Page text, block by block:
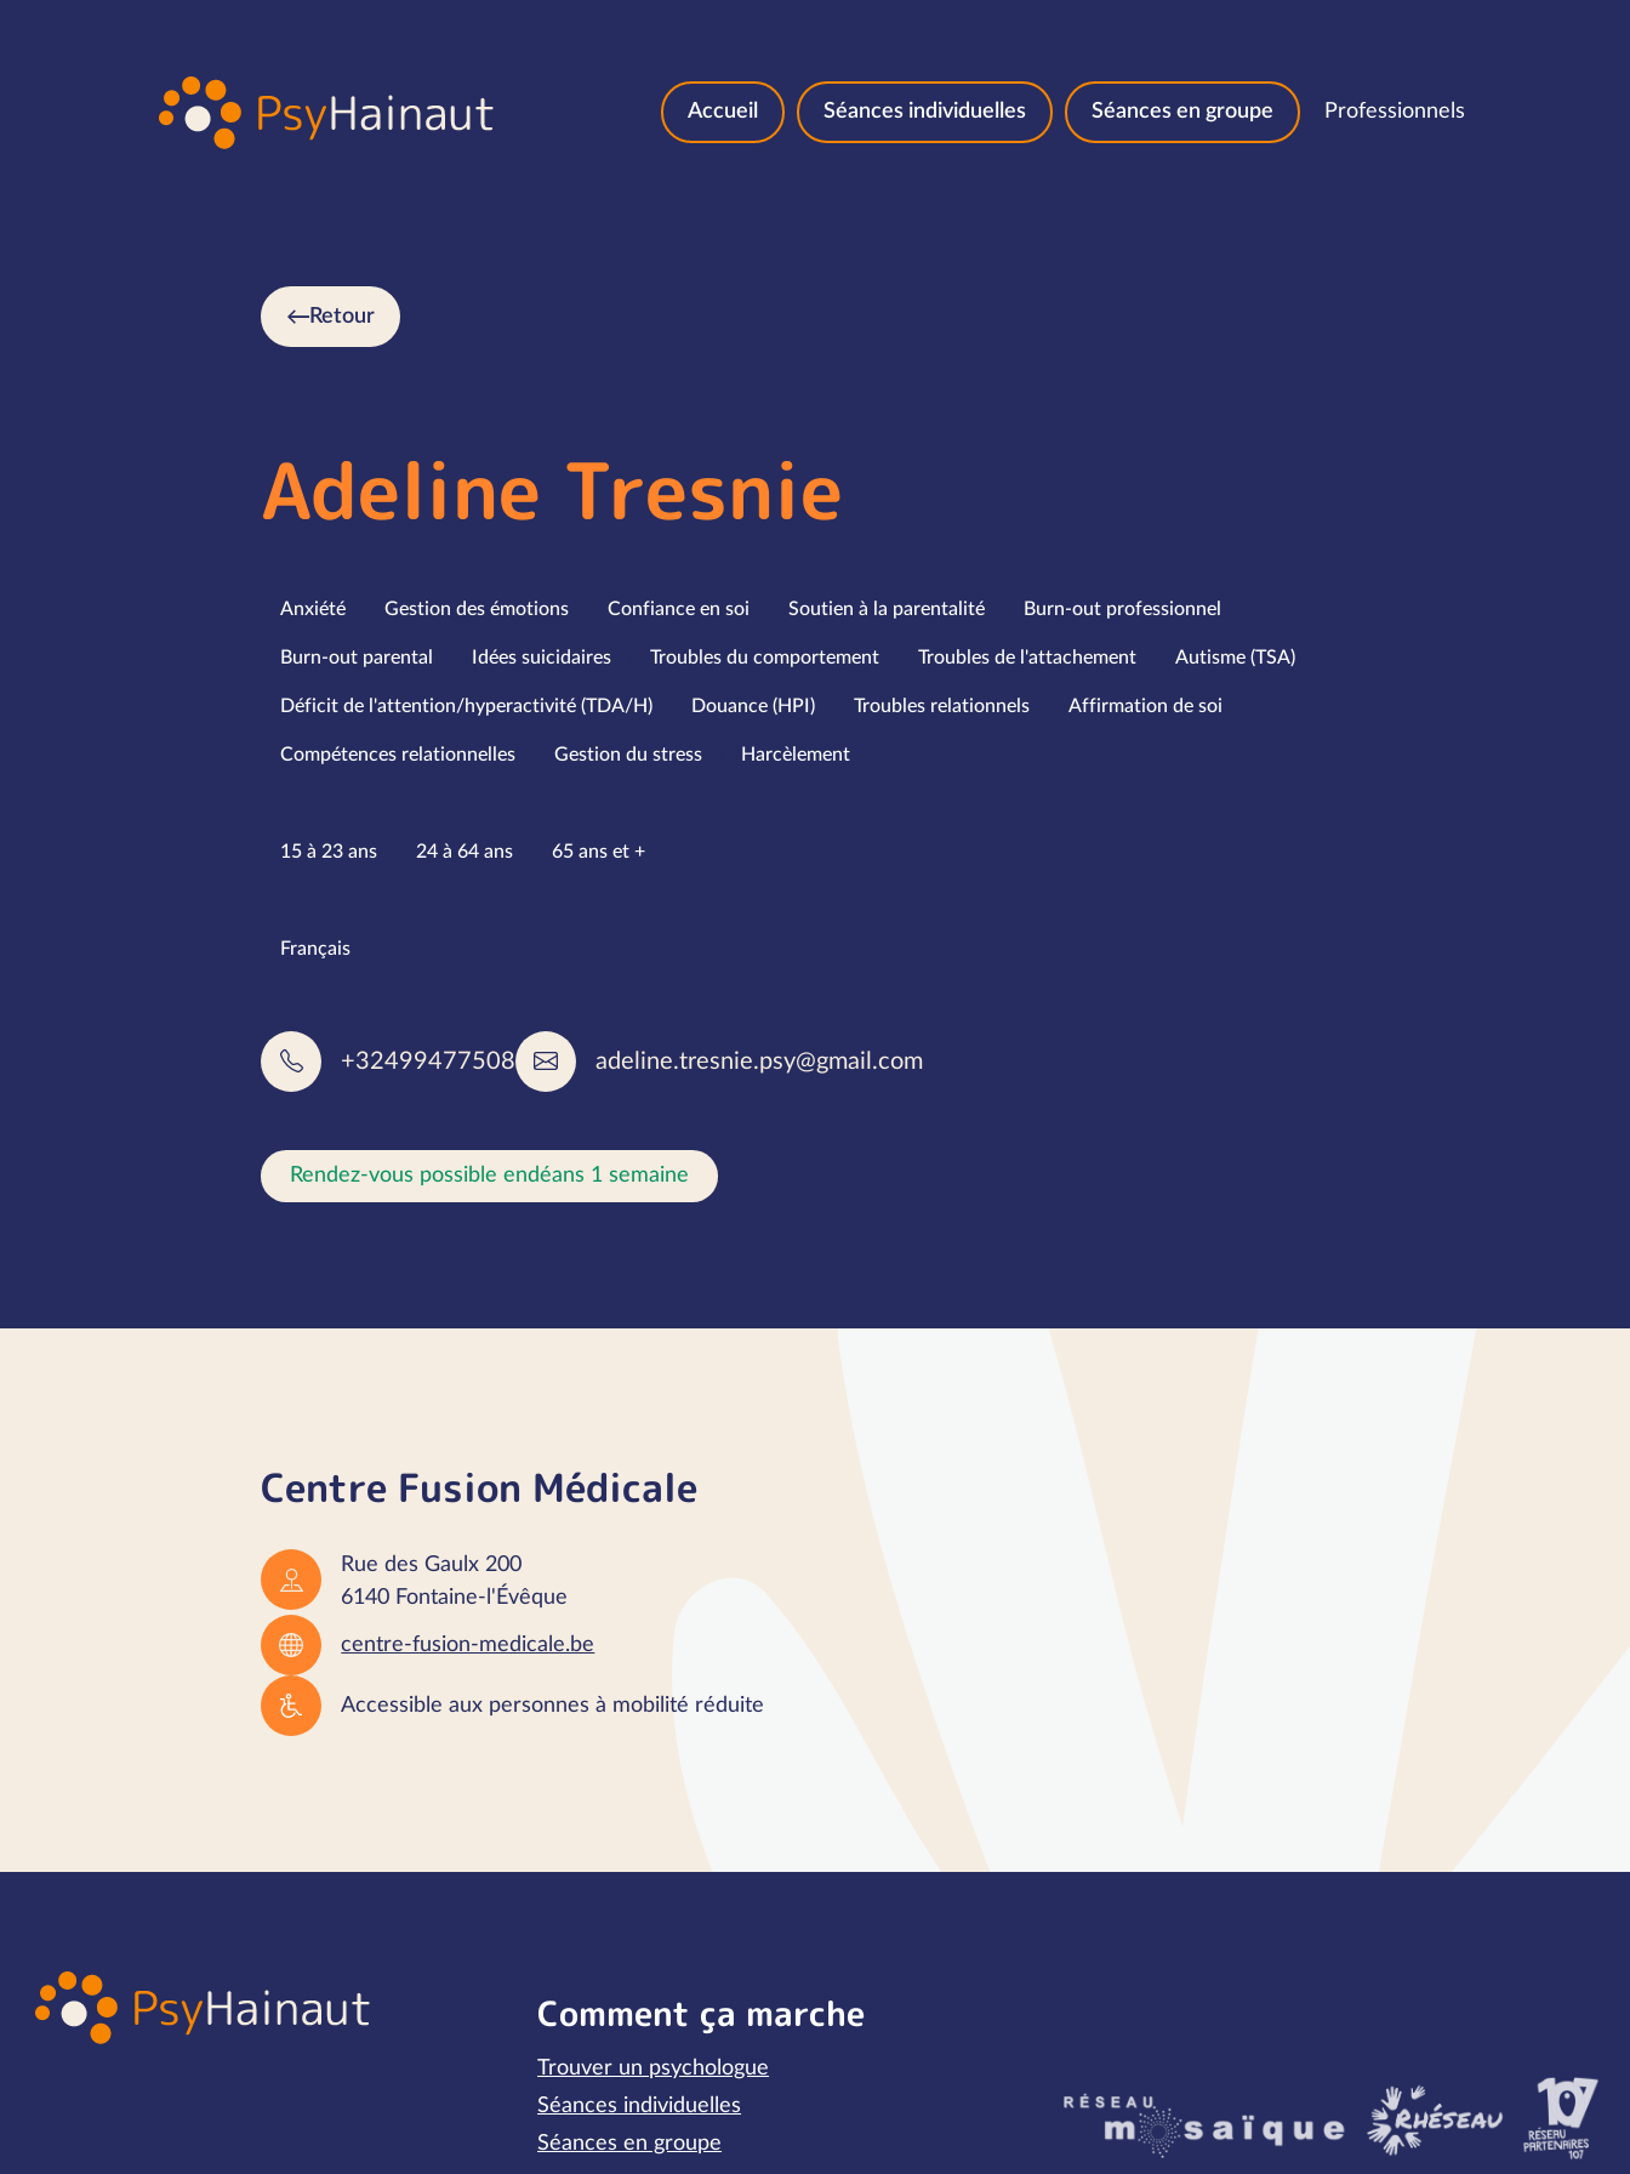
Accueil Séances individuelles Séances en groupe Professionnels
Retour
Adeline Tresnie
Spécialités
Anxiété Gestion des émotions Confiance en soi Soutien à la parentalité Burn-out professionnel
Burn-out parental Idées suicidaires Troubles du comportement Troubles de l'attachement Autisme (TSA)
Déficit de l'attention/hyperactivité (TDA/H) Douance (HPI) Troubles relationnels Affirmation de soi
Compétences relationnelles Gestion du stress Harcèlement
Tranches d’âge
15 à 23 ans 24 à 64 ans 65 ans et +
Langues parlées
Français
+32499477508 adeline.tresnie.psy@gmail.com
Rendez-vous possible endéans 1 semaine
Centre Fusion Médicale
Rue des Gaulx 200
6140 Fontaine-l'Évêque
centre-fusion-medicale.be
Accessible aux personnes à mobilité réduite
Comment ça marche
Trouver un psychologue
Séances individuelles
Séances en groupe
Partenaires